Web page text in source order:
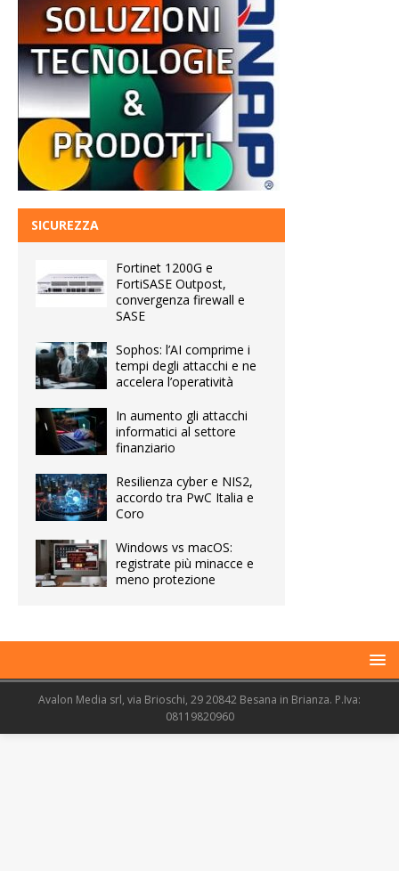
SICUREZZA
Fortinet 1200G e
FortiSASE Outpost,
convergenza firewall e
SASE
Sophos: l’AI comprime i
tempi degli attacchi e ne
accelera l’operatività
In aumento gli attacchi
informatici al settore
finanziario
Resilienza cyber e NIS2,
accordo tra PwC Italia e
Coro
Windows vs macOS:
registrate più minacce e
meno protezione
Avalon Media srl, via Brioschi, 29 20842 Besana in Brianza. P.Iva:
08119820960